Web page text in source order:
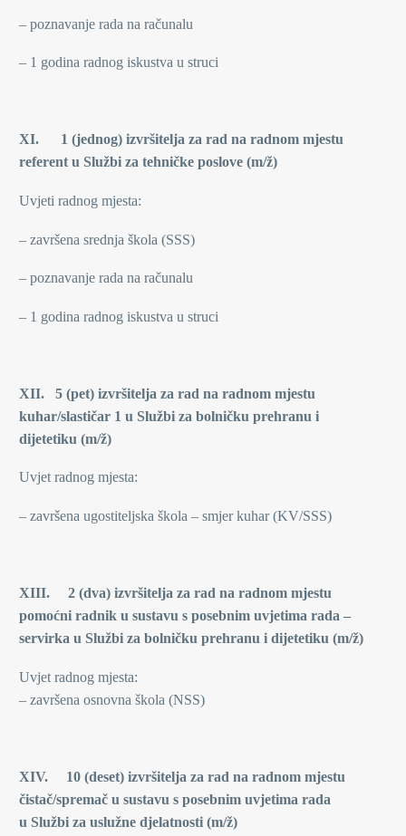
– poznavanje rada na računalu
– 1 godina radnog iskustva u struci
XI. 1 (jednog) izvršitelja za rad na radnom mjestu
referent u Službi za tehničke poslove (m/ž)
Uvjeti radnog mjesta:
– završena srednja škola (SSS)
– poznavanje rada na računalu
– 1 godina radnog iskustva u struci
XII. 5 (pet) izvršitelja za rad na radnom mjestu
kuhar/slastičar 1 u Službi za bolničku prehranu i
dijetetiku (m/ž)
Uvjet radnog mjesta:
– završena ugostiteljska škola – smjer kuhar (KV/SSS)
XIII. 2 (dva) izvršitelja za rad na radnom mjestu
pomoćni radnik u sustavu s posebnim uvjetima rada –
servirka u Službi za bolničku prehranu i dijetetiku (m/ž)
Uvjet radnog mjesta:
– završena osnovna škola (NSS)
XIV. 10 (deset) izvršitelja za rad na radnom mjestu
čistač/spremač u sustavu s posebnim uvjetima rada
u Službi za uslužne djelatnosti (m/ž)